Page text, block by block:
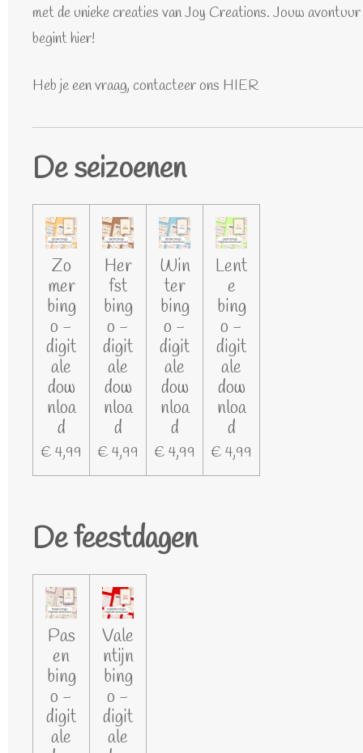
met de unieke creaties van Joy Creations. Jouw avontuur
begint hier!
Heb je een vraag, contacteer ons HIER
De seizoenen
Zo
mer
bing
o -
digit
ale
dow
nloa
d
€ 4,99
Her
fst
bing
o -
digit
ale
dow
nloa
d
€ 4,99
Win
ter
bing
o -
digit
ale
dow
nloa
d
€ 4,99
Lent
e
bing
o -
digit
ale
dow
nloa
d
€ 4,99
De feestdagen
Pas
en
bing
o -
digit
ale
Vale
ntijn
bing
o -
digit
ale